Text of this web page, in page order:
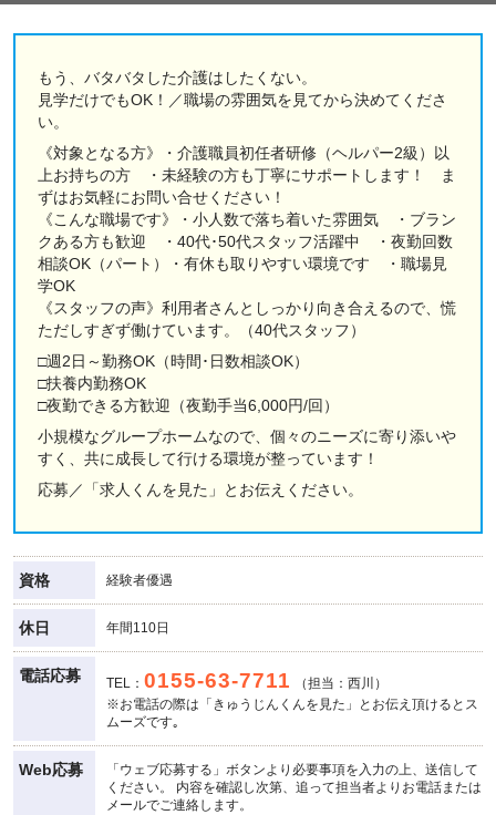
もう、バタバタした介護はしたくない。
見学だけでもOK！／職場の雰囲気を見てから決めてくださ
い。
《対象となる方》・介護職員初任者研修（ヘルパー2級）以
上お持ちの方 ・未経験の方も丁寧にサポートします！ ま
ずはお気軽にお問い合せください！
《こんな職場です》・小人数で落ち着いた雰囲気 ・ブラン
クある方も歓迎 ・40代･50代スタッフ活躍中 ・夜勤回数
相談OK（パート）・有休も取りやすい環境です ・職場見
学OK
《スタッフの声》利用者さんとしっかり向き合えるので、慌
ただしすぎず働けています。（40代スタッフ）
□週2日～勤務OK（時間･日数相談OK）
□扶養内勤務OK
□夜勤できる方歓迎（夜勤手当6,000円/回）
小規模なグループホームなので、個々のニーズに寄り添いや
すく、共に成長して行ける環境が整っています！
応募／「求人くんを見た」とお伝えください。
資格 経験者優遇
休日 年間110日
電話応募 TEL： 0155-63-7711
（担当：西川）
※お電話の際は「きゅうじんくんを見た」とお伝え頂けるとス
ムーズです｡
Web応募
「ウェブ応募する」ボタンより必要事項を入力の上、送信して
ください。 内容を確認し次第、追って担当者よりお電話または
メールでご連絡します。